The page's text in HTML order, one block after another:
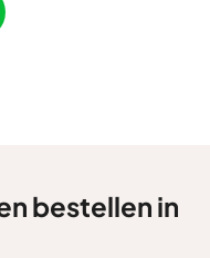
bestellen in